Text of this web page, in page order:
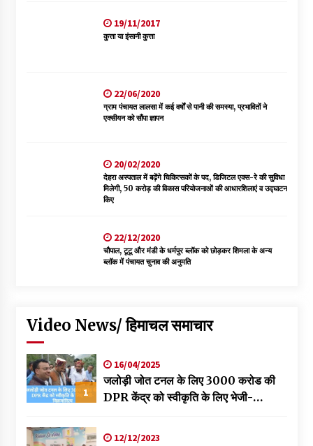
19/11/2017
कुत्ता या इंसानी कुत्ता
22/06/2020
ग्राम पंचायत लालसा में कई वर्षों से पानी की समस्या, प्रभावितों ने
एक्सीयन को सौंपा ज्ञापन
20/02/2020
देहरा अस्पताल में बढ़ेंगे चिकित्सकों के पद, डिजिटल एक्स-रे की सुविधा
मिलेगी, 50 करोड़ की विकास परियोजनाओं की आधारशिलाएं व उद्घाटन
किए
22/12/2020
चौपाल, टूटू और मंडी के धर्मपुर ब्लॉक को छोड़कर शिमला के अन्य
ब्लॉक में पंचायत चुनाव की अनुमति
Video News/ हिमाचल समाचार
1
16/04/2025
जलोड़ी जोत टनल के लिए 3000 करोड की
DPR केंद्र को स्वीकृति के लिए भेजी-
12/12/2023